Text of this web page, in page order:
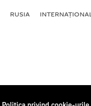
RUSIA INTERNAȚIONAL